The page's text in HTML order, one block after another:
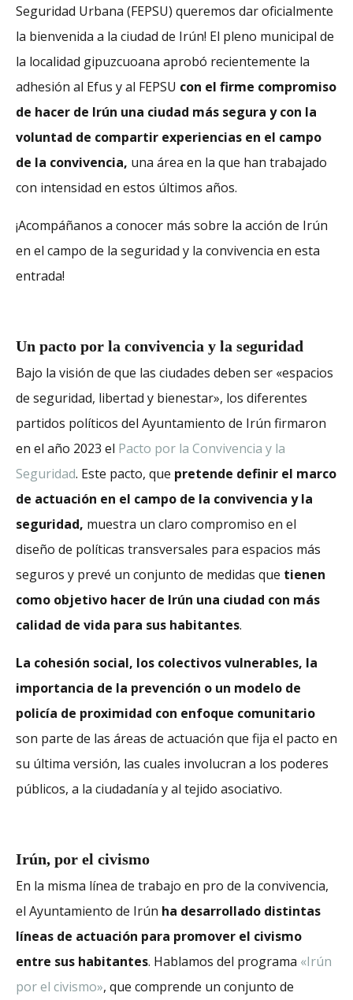
Seguridad Urbana (FEPSU) queremos dar oficialmente
la bienvenida a la ciudad de Irún! El pleno municipal de
la localidad gipuzcuoana aprobó recientemente la
adhesión al Efus y al FEPSU con el firme compromiso
de hacer de Irún una ciudad más segura y con la
voluntad de compartir experiencias en el campo
de la convivencia, una área en la que han trabajado
con intensidad en estos últimos años.
¡Acompáñanos a conocer más sobre la acción de Irún
en el campo de la seguridad y la convivencia en esta
entrada!
Un pacto por la convivencia y la seguridad
Bajo la visión de que las ciudades deben ser «espacios
de seguridad, libertad y bienestar», los diferentes
partidos políticos del Ayuntamiento de Irún firmaron
en el año 2023 el Pacto por la Convivencia y la
Seguridad. Este pacto, que pretende definir el marco
de actuación en el campo de la convivencia y la
seguridad, muestra un claro compromiso en el
diseño de políticas transversales para espacios más
seguros y prevé un conjunto de medidas que tienen
como objetivo hacer de Irún una ciudad con más
calidad de vida para sus habitantes.
La cohesión social, los colectivos vulnerables, la
importancia de la prevención o un modelo de
policía de proximidad con enfoque comunitario
son parte de las áreas de actuación que fija el pacto en
su última versión, las cuales involucran a los poderes
públicos, a la ciudadanía y al tejido asociativo.
Irún, por el civismo
En la misma línea de trabajo en pro de la convivencia,
el Ayuntamiento de Irún ha desarrollado distintas
líneas de actuación para promover el civismo
entre sus habitantes. Hablamos del programa «Irún
por el civismo», que comprende un conjunto de